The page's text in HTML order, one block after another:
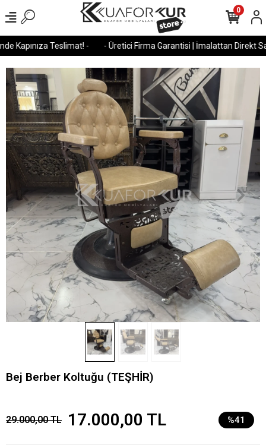
Kapınıza Teslimat! - - Üretici Firma Garantisi | İmalattan Direkt
0
Bej Berber Koltuğu (TEŞHİR)
29.000,00 TL 17.000,00 TL %41